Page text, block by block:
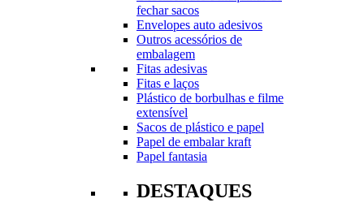
fechar sacos
Envelopes auto adesivos
Outros acessórios de
embalagem
Fitas adesivas
Fitas e laços
Plástico de borbulhas e filme
extensível
Sacos de plástico e papel
Papel de embalar kraft
Papel fantasia
DESTAQUES